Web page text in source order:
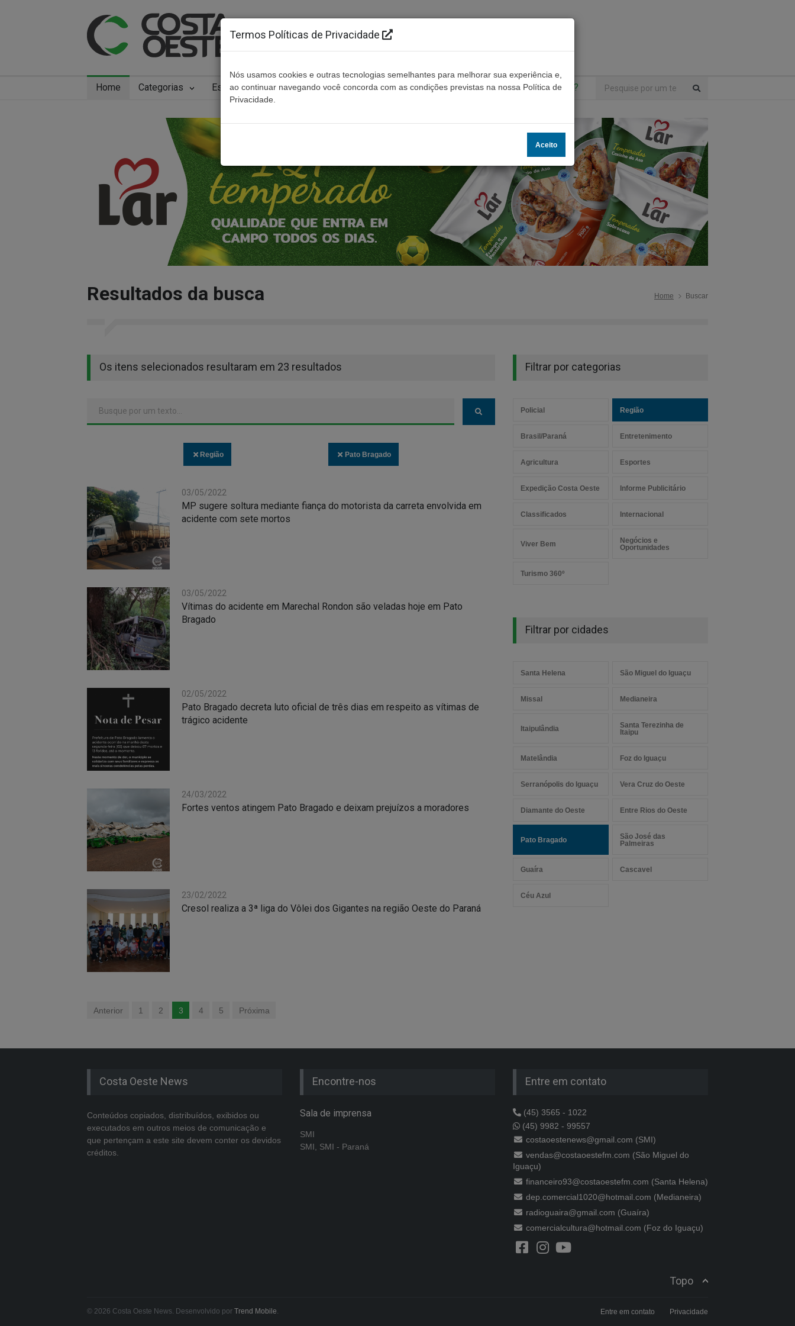
Home Categorias Especiais Cidades Ouça ao vivo Contato Não encontrou algo?
Resultados da busca Home Buscar
Os itens selecionados resultaram em 23 resultados
Região Pato Bragado
03/05/2022
MP sugere soltura mediante fiança do motorista da carreta envolvida em
acidente com sete mortos
03/05/2022
Vítimas do acidente em Marechal Rondon são veladas hoje em Pato
Bragado
02/05/2022
Pato Bragado decreta luto oficial de três dias em respeito as vítimas de
trágico acidente
24/03/2022
Fortes ventos atingem Pato Bragado e deixam prejuízos a moradores
23/02/2022
Cresol realiza a 3ª liga do Vôlei dos Gigantes na região Oeste do Paraná
Anterior 1 2 3 4 5 Próxima
Filtrar por categorias
Policial Região
Brasil/Paraná Entretenimento
Agricultura Esportes
Expedição Costa Oeste Informe Publicitário
Classificados Internacional
Viver Bem
Negócios e
Oportunidades
Turismo 360º
Filtrar por cidades
Santa Helena São Miguel do Iguaçu
Missal Medianeira
Itaipulândia
Santa Terezinha de
Itaipu
Matelândia Foz do Iguaçu
Serranópolis do Iguaçu Vera Cruz do Oeste
Diamante do Oeste Entre Rios do Oeste
Pato Bragado
São José das
Palmeiras
Guaíra Cascavel
Céu Azul
Costa Oeste News
Conteúdos copiados, distribuídos, exibidos ou
executados em outros meios de comunicação e
que pertençam a este site devem conter os devidos
créditos.
Encontre-nos
Sala de imprensa
SMI
SMI, SMI - Paraná
Entre em contato
(45) 3565 - 1022
(45) 9982 - 99557
costaoestenews@gmail.com (SMI)
vendas@costaoestefm.com (São Miguel do
Iguaçu)
financeiro93@costaoestefm.com (Santa Helena)
dep.comercial1020@hotmail.com (Medianeira)
radioguaira@gmail.com (Guaíra)
comercialcultura@hotmail.com (Foz do Iguaçu)
Topo
© 2026 Costa Oeste News. Desenvolvido por Trend Mobile. Entre em contato Privacidade
Termos Políticas de Privacidade
Nós usamos cookies e outras tecnologias semelhantes para melhorar sua experiência e,
ao continuar navegando você concorda com as condições previstas na nossa Política de
Privacidade.
Aceito